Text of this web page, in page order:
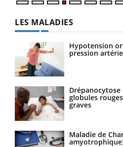
LES MALADIES
Hypotension
pression
globules
graves
Maladie de